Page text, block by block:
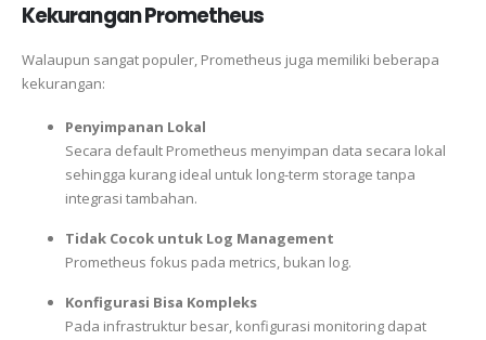
Kekurangan Prometheus
Walaupun sangat populer, Prometheus juga memiliki beberapa
kekurangan:
Penyimpanan Lokal
Secara default Prometheus menyimpan data secara lokal
sehingga kurang ideal untuk long-term storage tanpa
integrasi tambahan.
Tidak Cocok untuk Log Management
Prometheus fokus pada metrics, bukan log.
Konfigurasi Bisa Kompleks
Pada infrastruktur besar, konfigurasi monitoring dapat